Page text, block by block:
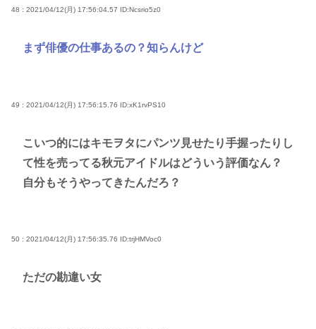
48 : 2021/04/12(月) 17:56:04.57 ID:Ncsrio5z0
まず俳優の仕事あるの？知らんけど
49 : 2021/04/12(月) 17:56:15.76 ID:xK1rvPS10
こいつ的にはキモヲタにパンツ見せたり手握ったりし
て性を売ってる秋元アイドルはどういう評価なん？
自分もそうやってきたんだろ？
50 : 2021/04/12(月) 17:56:35.76 ID:trjHMVoc0
ただの勘違い女